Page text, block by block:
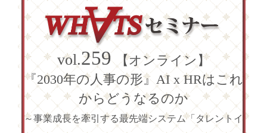
vol.259 【オンライン】
『2030年の人事の形』AI x HRはこれ
からどうなるのか
～事業成長を牽引する最先端システム「タレントイ